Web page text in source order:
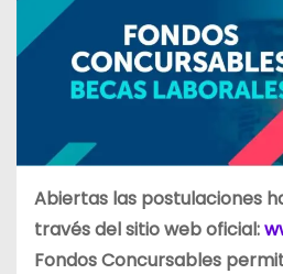
Abiertas las postulaciones
través del sitio web oficial:
Fondos Concursables